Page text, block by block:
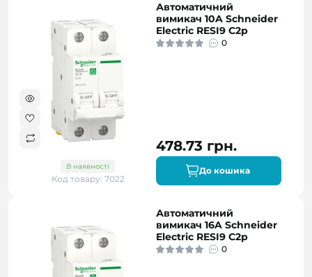
В наявності
Код товару: 7022
Автоматичний
вимикач 10A Schneider
Electric RESI9 C2р
0
478.73 грн.
До кошика
Автоматичний
вимикач 16A Schneider
Electric RESI9 C2р
0